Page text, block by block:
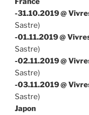
-31.10.2019 @
Sastre)
-01.11.2019 @
Sastre)
-02.11.2019 @
Sastre)
-03.11.2019 @
Sastre)
Japon